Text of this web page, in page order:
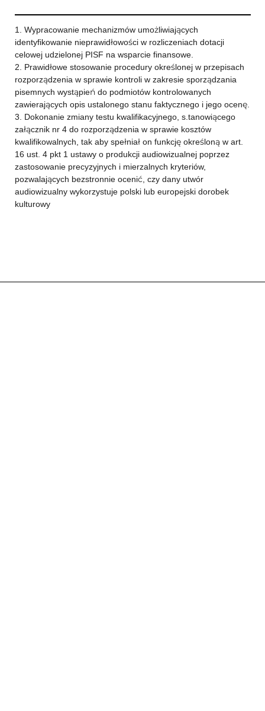
1. Wypracowanie mechanizmów umożliwiających
identyfikowanie nieprawidłowości w rozliczeniach dotacji
celowej udzielonej PISF na wsparcie finansowe.
2. Prawidłowe stosowanie procedury określonej w przepisach
rozporządzenia w sprawie kontroli w zakresie sporządzania
pisemnych wystąpień do podmiotów kontrolowanych
zawierających opis ustalonego stanu faktycznego i jego ocenę.
3. Dokonanie zmiany testu kwalifikacyjnego, s.tanowiącego
załącznik nr 4 do rozporządzenia w sprawie kosztów
kwalifikowalnych, tak aby spełniał on funkcję określoną w art.
16 ust. 4 pkt 1 ustawy o produkcji audiowizualnej poprzez
zastosowanie precyzyjnych i mierzalnych kryteriów,
pozwalających bezstronnie ocenić, czy dany utwór
audiowizualny wykorzystuje polski lub europejski dorobek
kulturowy